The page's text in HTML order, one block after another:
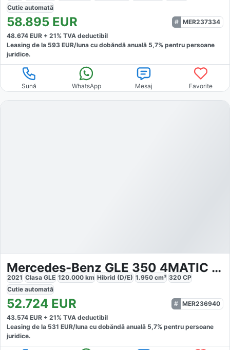
Cutie automată
58.895 EUR
MER237334
48.674 EUR + 21% TVA deductibil
Leasing de la 593 EUR/luna cu dobăndă anuală 5,7% pentru persoane
juridice.
Sună WhatsApp Mesaj Favorite
Mercedes-Benz GLE 350 4MATIC AMG
2021 Clasa GLE 120.000 km Hibrid (D/E) 1.950 cm³ 320 CP
Cutie automată
52.724 EUR
MER236940
43.574 EUR + 21% TVA deductibil
Leasing de la 531 EUR/luna cu dobăndă anuală 5,7% pentru persoane
juridice.